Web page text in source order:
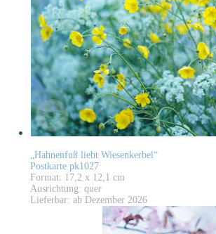
„Hahnenfuß liebt Wiesenkerbel“
Postkarte pk1027
Format: 17,2 x 12,1 cm
Ausrichtung: quer
Lieferbar: ab Dezember 2026